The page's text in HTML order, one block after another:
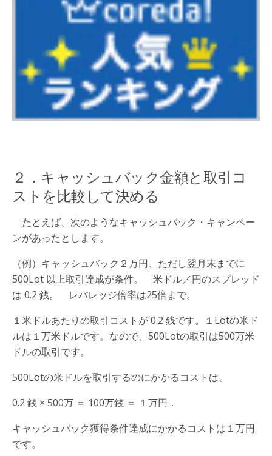
２．キャッシュバック金額と取引コ
ストを比較して決める
たとえば、次のようなキャッシュバック・キャンペー
ンがあったとします。
（例）キャッシュバック２万円、ただし翌月末までに
500Lot 以上取引達成が条件。 米ドル／円のスプレッド
は 0.2 銭。 レバレッジ倍率は25倍まで。
１米ドルあたりの取引コストが 0.2 銭です。１Lotの米ド
ルは１万米ドルです。なので、500Lotの取引は500万米
ドルの取引です。
500Lotの米ドルを取引するのにかかるコストは、
0.2 銭 × 500万 ＝ 100万銭 ＝ １万円．
キャッシュバック獲得条件達成にかかるコストは１万円
です。